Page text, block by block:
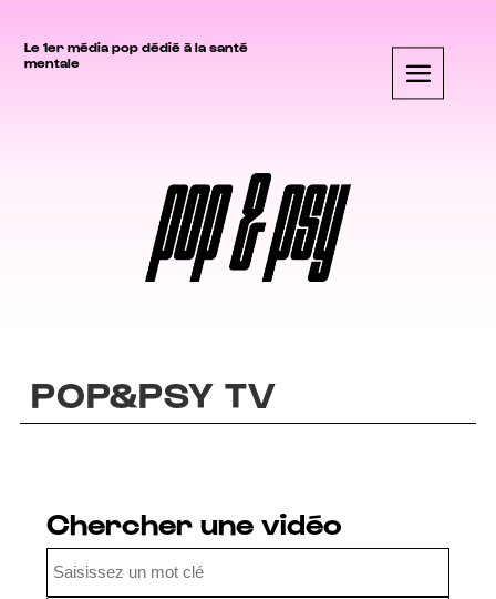
Le 1er média pop dédié à la santé
mentale
POP&PSY TV
Chercher une vidéo